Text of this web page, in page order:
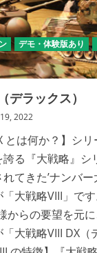
デモ・体験版あり
デラックス）
2022
とは何か？】シ
る『大戦略』シ
てきた’ナンバ
大戦略VIII」で
からの要望を元
大戦略VIII DX（